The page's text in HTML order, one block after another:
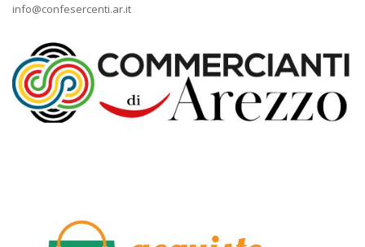
info@confesercenti.ar.it